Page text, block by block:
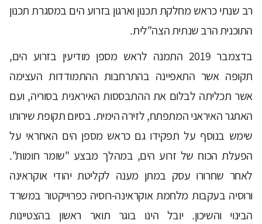
רב שנתי כראש מחלקת תכנון וארגון בזרוע הים במסגרת תכנון
התוכנית הרב שנתית הצה"לית.
בדצמבר 2019 התמנה לראש מספן מודיעין בזרוע הים,
תקופה אשר התאפיינה בהתרחבות ההתמודדות העצימה
אשר תכליתה לבלום את ההתבססות האיראנית בסוריה, ועם
האתגר האיראני המתפתח, לזירה הימית. בסיום תקופת שירותו
שימש בנוסף על תפקידו גם כראש מספן הים האחראי על
הפעלת הכוח של זרוע הים, במהלך מבצע "שומר חומות".
לאחר שחרורו עסק במתן מענה לקליטת יהודי אוקראינה
ורוסיה בעקבות מלחמת אוקראינה-רוסיה כפרוייקטור במשרד
הבינוי והשיכון. יובל הינו בוגר תואר ראשון בהצטיינות